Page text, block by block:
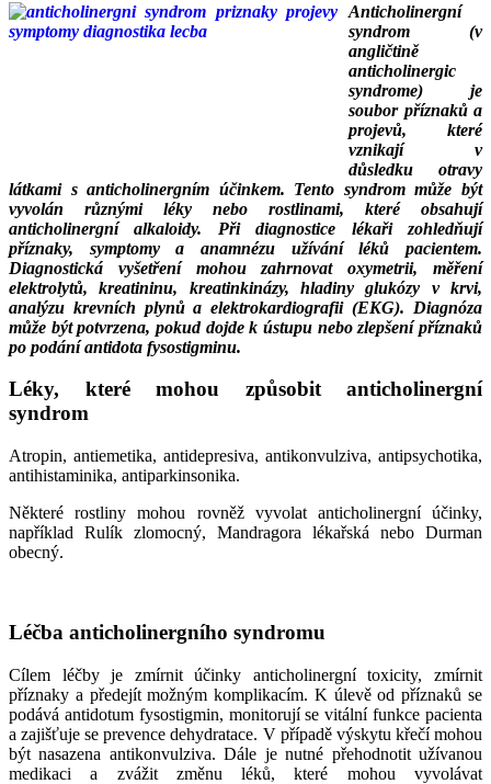
Anticholinergní
syndrom (v
angličtině
anticholinergic
syndrome) je
soubor příznaků a
projevů, které
vznikají v
důsledku otravy
látkami s anticholinergním účinkem. Tento syndrom může být
vyvolán různými léky nebo rostlinami, které obsahují
anticholinergní alkaloidy.
Při diagnostice lékaři zohledňují
příznaky, symptomy a anamnézu užívání léků pacientem.
Diagnostická vyšetření mohou zahrnovat oxymetrii, měření
elektrolytů, kreatininu, kreatinkinázy, hladiny glukózy v krvi,
analýzu krevních plynů a elektrokardiografii (EKG). Diagnóza
může být potvrzena, pokud dojde k ústupu nebo zlepšení příznaků
po podání antidota fysostigminu.
Léky, které mohou způsobit anticholinergní
syndrom
Atropin, antiemetika, antidepresiva, antikonvulziva, antipsychotika,
antihistaminika, antiparkinsonika.
Některé rostliny mohou rovněž vyvolat anticholinergní účinky,
například Rulík zlomocný, Mandragora lékařská nebo Durman
obecný.
Léčba anticholinergního syndromu
Cílem léčby je zmírnit účinky anticholinergní toxicity, zmírnit
příznaky a předejít možným komplikacím. K úlevě od příznaků se
podává antidotum fysostigmin, monitorují se vitální funkce pacienta
a zajišťuje se prevence dehydratace. V případě výskytu křečí mohou
být nasazena antikonvulziva. Dále je nutné přehodnotit užívanou
medikaci a zvážit změnu léků, které mohou vyvolávat